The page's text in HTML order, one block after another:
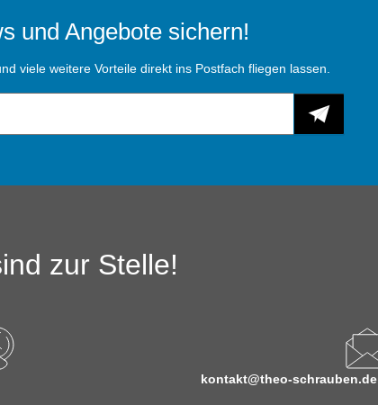
und Angebote sichern!
viele weitere Vorteile direkt ins Postfach fliegen lassen.
zur Stelle!
kontakt@theo-schrauben.de